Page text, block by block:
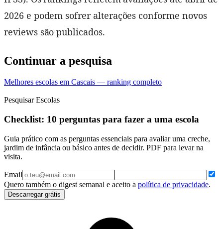
2026 e podem sofrer alterações conforme novos
reviews são publicados.
Continuar a pesquisa
Melhores escolas em Cascais — ranking completo
Pesquisar Escolas
Checklist: 10 perguntas para fazer a uma escola
Guia prático com as perguntas essenciais para avaliar uma creche,
jardim de infância ou básico antes de decidir. PDF para levar na
visita.
Email
Quero também o digest semanal e aceito a política de privacidade.
Descarregar grátis